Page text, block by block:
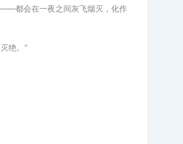
都会在一夜之间灰飞烟灭，化作
绝。”